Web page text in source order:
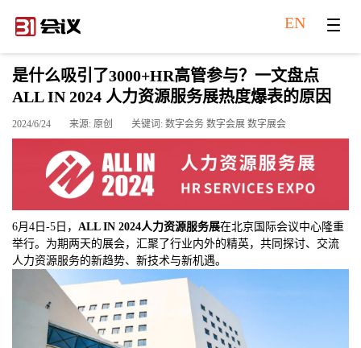
EN
是什么吸引了3000+HR高管参与？一文盘点
ALL IN 2024 人力资源服务展热度爆表的原因
2024/6/24 来源: 原创 关键词: 数字会务 数字会展 数字展会
6月4日-5日， ALL IN 2024人力资源服务展在北京国际会议中心隆重
举行。为期两天的展会，汇聚了行业内外的精英，共同探讨、交流
人力资源服务的新趋势、新技术与新机遇。